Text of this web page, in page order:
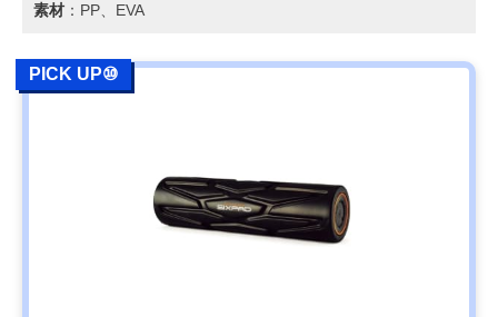
素材 ：PP、EVA
PICK UP⑩